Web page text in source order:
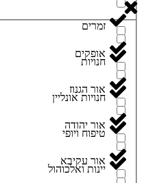
זמרים
חנויות
חנויות אונליין
טיפוח ויופי
יינות ואלכוהול
אופקים
אור הגנוז
אור יהודה
אור עקיבא